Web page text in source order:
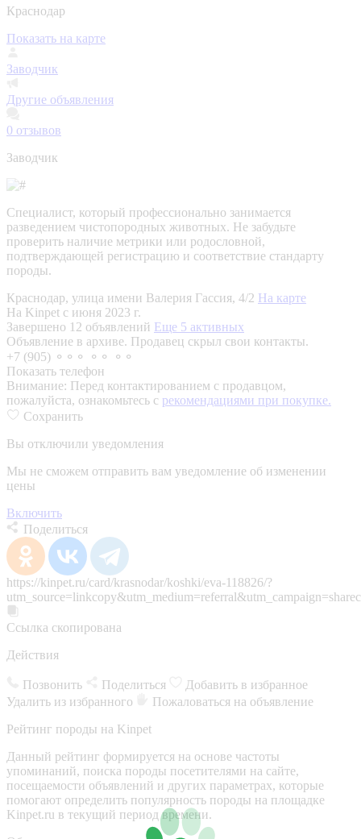
Краснодар
Показать на карте
Заводчик
Другие объявления
0 отзывов
Заводчик
Специалист, который профессионально занимается
разведением чистопородных животных. Не забудьте
проверить наличие метрики или родословной,
подтверждающей регистрацию и соответствие стандарту
породы.
Краснодар, улица имени Валерия Гассия, 4/2 На карте
На Kinpet c июня 2023 г.
Завершено 12 объявлений Еще 5 активных
Объявление в архиве. Продавец скрыл свои контакты.
+7 (905) ⚬⚬⚬ ⚬⚬ ⚬⚬
Показать телефон
Внимание: Перед контактированием с продавцом,
пожалуйста, ознакомьтесь с рекомендациями при покупке.
Сохранить
Вы отключили уведомления
Мы не сможем отправить вам уведомление об изменении
цены
Включить
Поделиться
https://kinpet.ru/card/krasnodar/koshki/eva-118826/?
Ссылка скопирована
Действия
Позвонить Поделиться
Добавить в избранное
Удалить из избранного
Пожаловаться на объявление
Рейтинг породы на Kinpet
Данный рейтинг формируется на основе частоты
упоминаний, поиска породы посетителями на сайте,
посещаемости объявлений и других параметрах, которые
помогают определить популярность породы на площадке
Kinpet.ru в текущий период времени.